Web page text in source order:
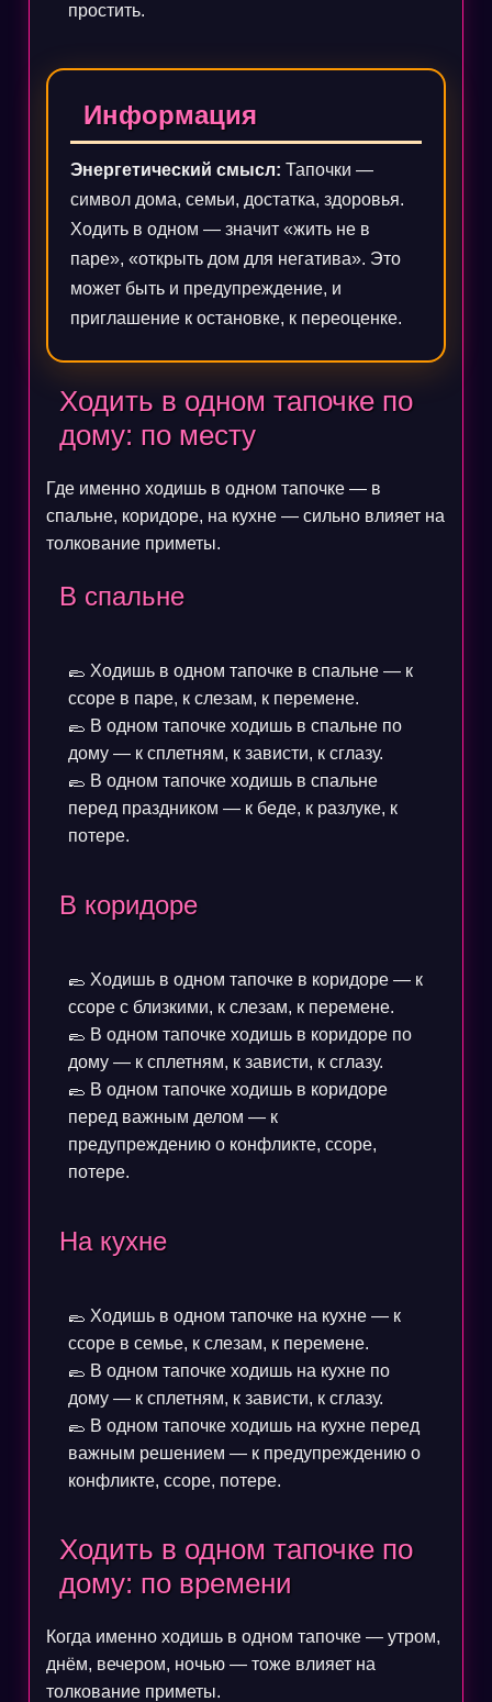
простить.
Информация
Энергетический смысл: Тапочки —
символ дома, семьи, достатка, здоровья.
Ходить в одном — значит «жить не в
паре», «открыть дом для негатива». Это
может быть и предупреждение, и
приглашение к остановке, к переоценке.
Ходить в одном тапочке по
дому: по месту
Где именно ходишь в одном тапочке — в
спальне, коридоре, на кухне — сильно влияет на
толкование приметы.
В спальне
🥿 Ходишь в одном тапочке в спальне — к
ссоре в паре, к слезам, к перемене.
🥿 В одном тапочке ходишь в спальне по
дому — к сплетням, к зависти, к сглазу.
🥿 В одном тапочке ходишь в спальне
перед праздником — к беде, к разлуке, к
потере.
В коридоре
🥿 Ходишь в одном тапочке в коридоре — к
ссоре с близкими, к слезам, к перемене.
🥿 В одном тапочке ходишь в коридоре по
дому — к сплетням, к зависти, к сглазу.
🥿 В одном тапочке ходишь в коридоре
перед важным делом — к
предупреждению о конфликте, ссоре,
потере.
На кухне
🥿 Ходишь в одном тапочке на кухне — к
ссоре в семье, к слезам, к перемене.
🥿 В одном тапочке ходишь на кухне по
дому — к сплетням, к зависти, к сглазу.
🥿 В одном тапочке ходишь на кухне перед
важным решением — к предупреждению о
конфликте, ссоре, потере.
Ходить в одном тапочке по
дому: по времени
Когда именно ходишь в одном тапочке — утром,
днём, вечером, ночью — тоже влияет на
толкование приметы.